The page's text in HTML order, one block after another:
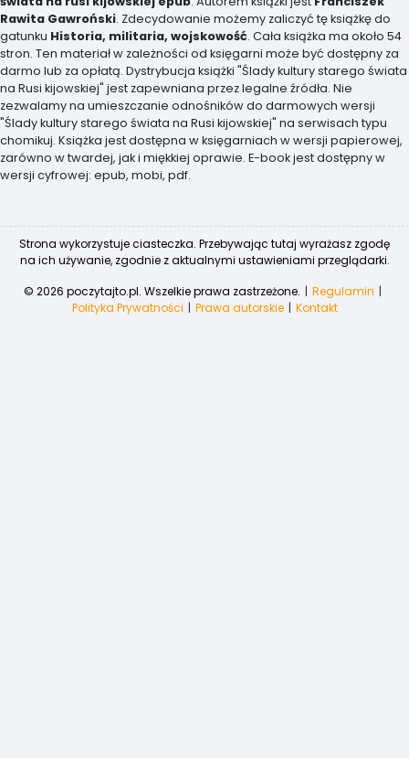
Rawita Gawroński. Zdecydowanie możemy zaliczyć tę książkę do
gatunku Historia, militaria, wojskowość. Cała książka ma około 54
stron. Ten materiał w zależności od księgarni może być dostępny za
darmo lub za opłatą. Dystrybucja książki "Ślady kultury starego świata
na Rusi kijowskiej" jest zapewniana przez legalne źródła. Nie
zezwalamy na umieszczanie odnośników do darmowych wersji
"Ślady kultury starego świata na Rusi kijowskiej" na serwisach typu
chomikuj. Książka jest dostępna w księgarniach w wersji papierowej,
zarówno w twardej, jak i miękkiej oprawie. E-book jest dostępny w
wersji cyfrowej: epub, mobi, pdf.
Strona wykorzystuje ciasteczka. Przebywając tutaj wyrażasz zgodę
na ich używanie, zgodnie z aktualnymi ustawieniami przeglądarki.
© 2026 poczytajto.pl. Wszelkie prawa zastrzeżone.
Regulamin
Polityka Prywatności
Prawa autorskie Kontakt